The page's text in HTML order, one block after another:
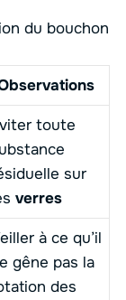
du bouchon
toute
sur
verres
à ce qu’il
gêne pas la
des